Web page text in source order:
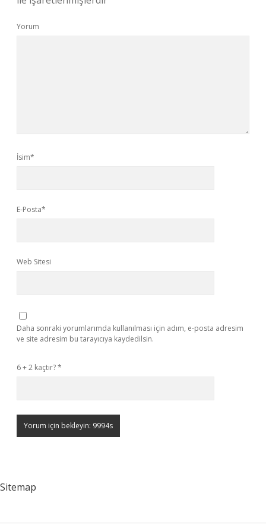
Yorum
İsim*
E-Posta*
Web Sitesi
Daha sonraki yorumlarımda kullanılması için adım, e-posta adresim
ve site adresim bu tarayıcıya kaydedilsin.
6 + 2 kaçtır?*
Sitemap